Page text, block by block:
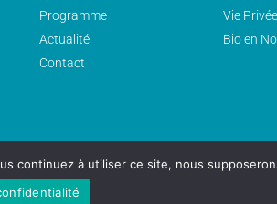
Programme
Actualité
Contact
Vie Privée
Bio en
continuez à utiliser ce site, nous